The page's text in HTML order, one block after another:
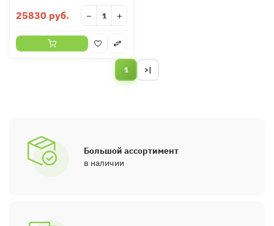
25830 руб. − +
1 >|
Большой ассортимент
в наличии